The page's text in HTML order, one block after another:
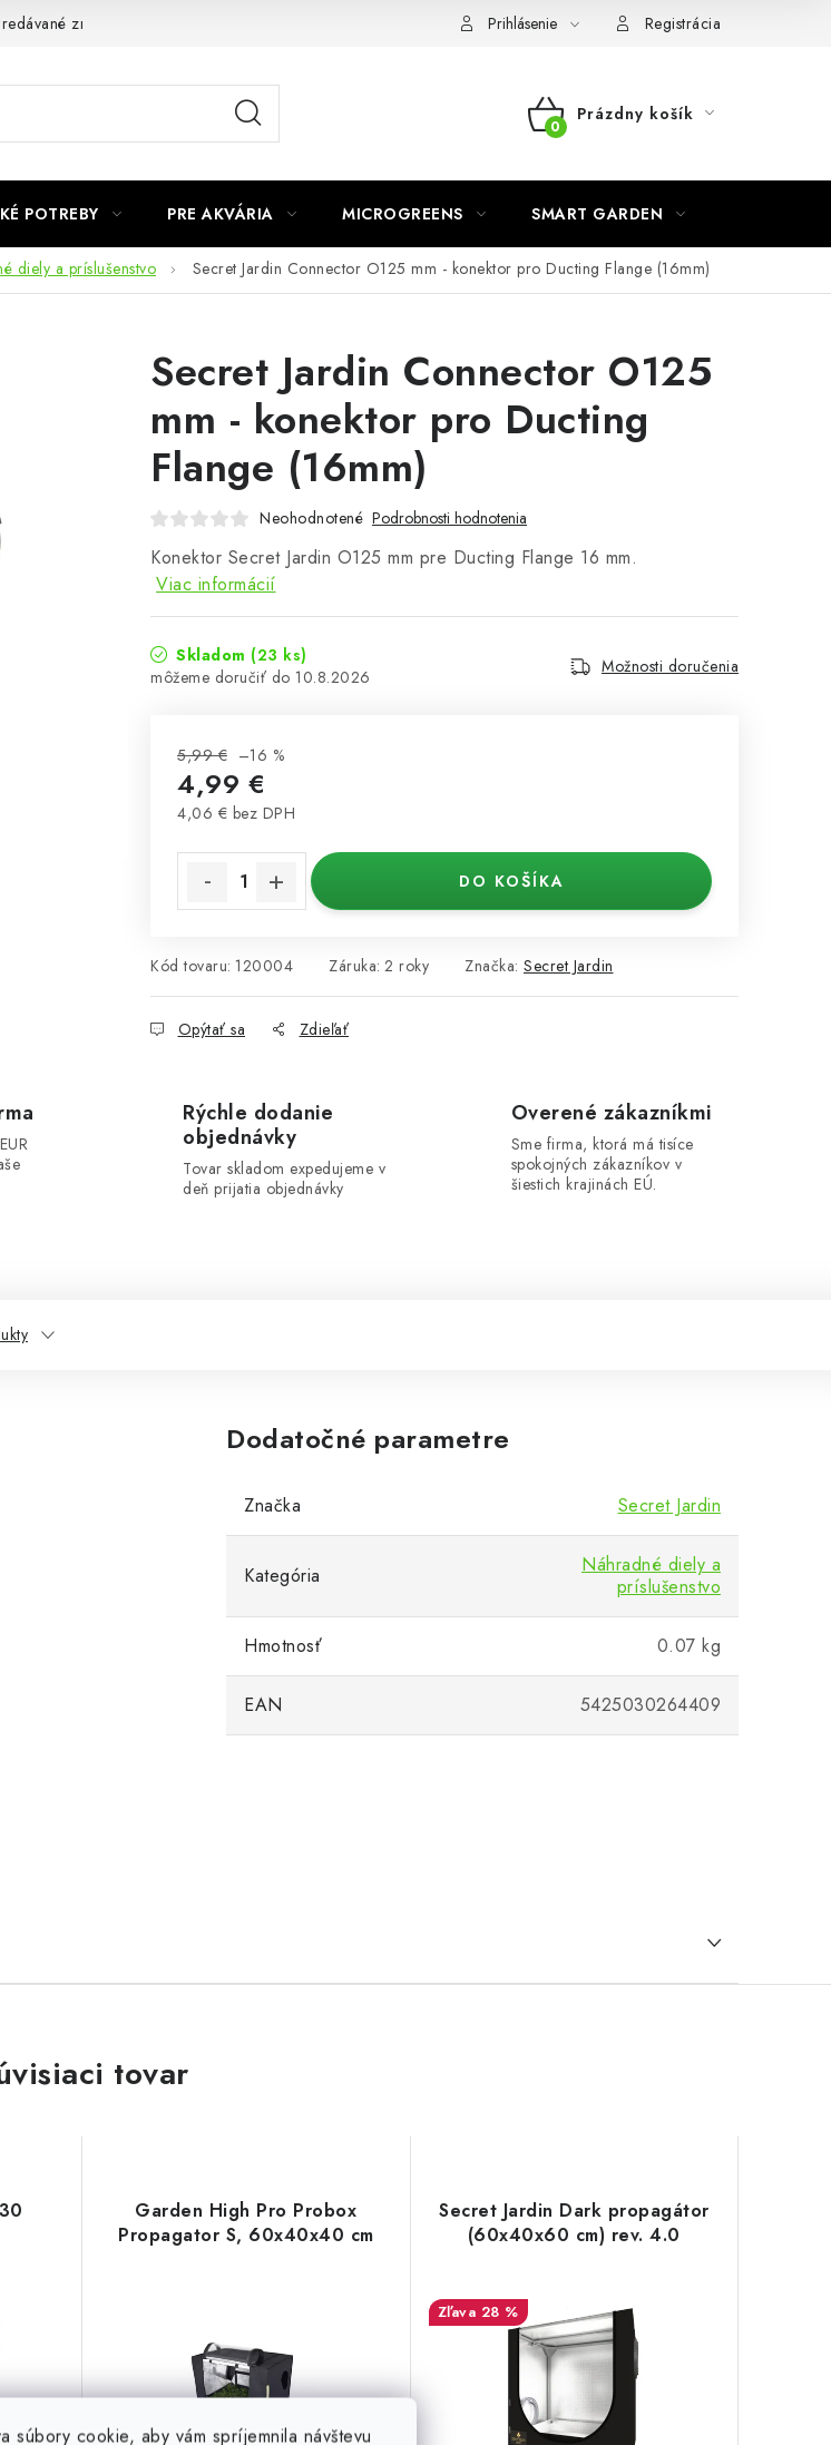
súbory cookie, aby vám spríjemnila návštevu
značky Podmienky o ochrane osobných údajov
Prihlásenie Registrácia
NÁKUPNÝ
Prázdny košík
POTREBY PRE AKVÁRIA MICROGREENS SMART GARDEN
diely a príslušenstvo Secret Jardin Connector O125 mm - konektor pro Ducting Flange (16mm)
Secret Jardin Connector O125
mm - konektor pro Ducting
Flange (16mm)
Neohodnotené Podrobnosti hodnotenia
Konektor Secret Jardin O125 mm pre Ducting Flange 16 mm.
Viac informácií
Skladom (23 ks)
10.8.2026
Možnosti doručenia
5,99 € –16 %
4,99 €
4,06 € bez DPH
DO KOŠÍKA
Kód tovaru: 120004 Záruka: 2 roky Značka: Secret Jardin
Opýtať sa Zdieľať
Rýchle dodanie
objednávky
Tovar skladom expedujeme v
deň prijatia objednávky
Overené zákazníkmi
Sme firma, ktorá má tisíce
spokojných zákazníkov v
šiestich krajinách EÚ.
Dodatočné parametre
Značka Secret Jardin
Kategória
Náhradné diely a
príslušenstvo
Hmotnosť 0.07 kg
EAN 5425030264409
tovar
Garden High Pro Probox
Propagator S, 60x40x40 cm
Secret Jardin Dark propagátor
(60x40x60 cm) rev. 4.0
28 %